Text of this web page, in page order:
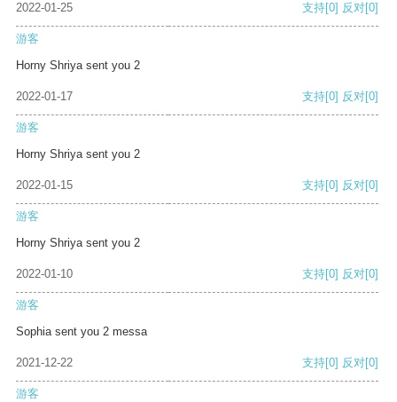
2022-01-25 支持[0] 反对[0]
游客
Horny Shriya sent you 2
2022-01-17 支持[0] 反对[0]
游客
Horny Shriya sent you 2
2022-01-15 支持[0] 反对[0]
游客
Horny Shriya sent you 2
2022-01-10 支持[0] 反对[0]
游客
Sophia sent you 2 messa
2021-12-22 支持[0] 反对[0]
游客